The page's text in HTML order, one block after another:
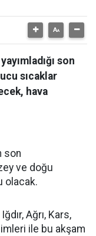
son
sıcaklar
hava
son
ve doğu
olacak.
Ağrı, Kars,
ile bu akşam